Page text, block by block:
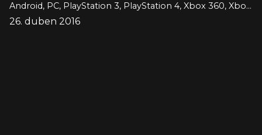
Android, PC, PlayStation 3, PlayStation 4, Xbox 360, Xbox One, iOS
26. duben 2016